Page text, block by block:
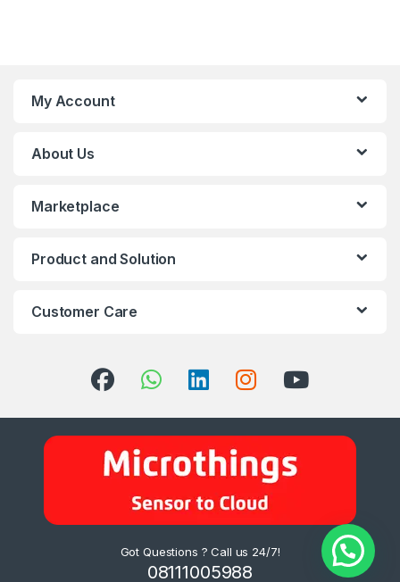
My Account
About Us
Marketplace
Product and Solution
Customer Care
Got Questions ? Call us 24/7!
08111005988